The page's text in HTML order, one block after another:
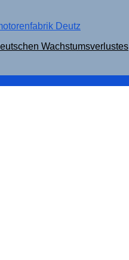
Deutz
Wachstumsverlustes